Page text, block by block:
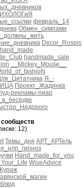
февраль_14
Обмен_симпами
Decor_Rospis
hand_made
handmade_sale
__Mickey_Mouse__
Я_-
Проект_Жадинка
рекламы-пиар
12)
Темы_дня АРТ_АРТель
Hand_made_for_you
WiseAdvice